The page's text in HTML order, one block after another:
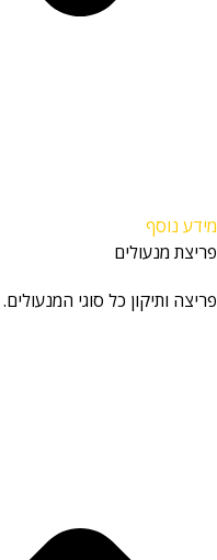
מידע נוסף
פריצת מנעולים
פריצה ותיקון כל סוגי המנעולים.